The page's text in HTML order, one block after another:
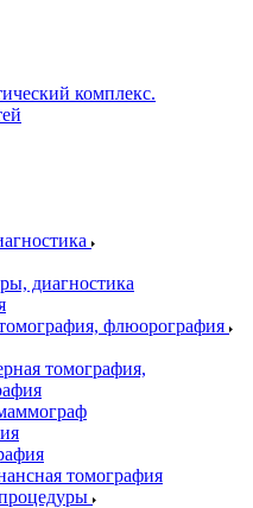
диагностика
флюорография
томография,
томография